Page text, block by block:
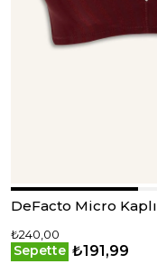
DeFacto Micro
₺240,00
Sepette ₺191,99